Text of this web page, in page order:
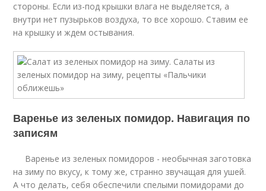
стороны. Если из-под крышки влага не выделяется, а
внутри нет пузырьков воздуха, то все хорошо. Ставим ее
на крышку и ждем остывания.
Варенье из зеленых помидор. Навигация по
записям
Варенье из зеленых помидоров - необычная заготовка
на зиму по вкусу, к тому же, странно звучащая для ушей.
А что делать, себя обеспечили спелыми помидорами до